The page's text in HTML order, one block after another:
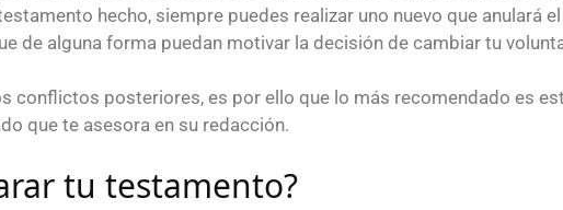
hecho, siempre puedes realizar uno nuevo que anulará
de alguna forma puedan motivar la decisión de cambiar tu
conflictos posteriores, es por ello que lo más recomendado es
que te asesora en su redacción.
tu testamento?